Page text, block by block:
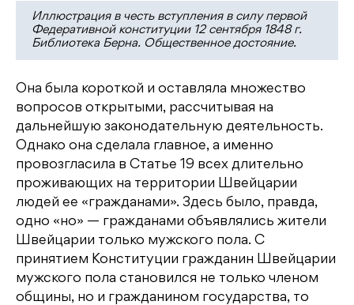
Иллюстрация в честь вступления в силу первой
Федеративной конституции 12 сентября 1848 г.
Библиотека Берна. Общественное достояние.
Она была короткой и оставляла множество
вопросов открытыми, рассчитывая на
дальнейшую законодательную деятельность.
Однако она сделала главное, а именно
провозгласила в Статье 19 всех длительно
проживающих на территории Швейцарии
людей ее «гражданами». Здесь было, правда,
одно «но» — гражданами объявлялись жители
Швейцарии только мужского пола. С
принятием Конституции гражданин Швейцарии
мужского пола становился не только членом
общины, но и гражданином государства, то